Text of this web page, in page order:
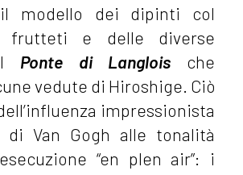
il modello dei dipinti col
frutteti e delle diverse
Ponte di Langlois che
vedute di Hiroshige. Ciò
impressionista
Van Gogh alle tonalità
“en plen air”: i